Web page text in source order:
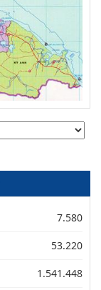
7.580
53.220
1.541.448